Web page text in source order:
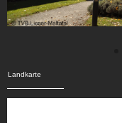
Landkarte